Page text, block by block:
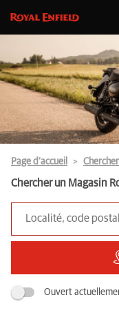
Page d’accueil
Chercher un Magasin
Ouvert